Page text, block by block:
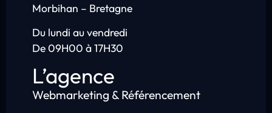
Morbihan – Bretagne
Du lundi au vendredi
De 09H00 à 17H30
L’agence
Webmarketing & Référencement